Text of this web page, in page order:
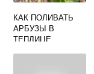
КАК ПОЛИВАТЬ
АРБУЗЫ В
ТЕПЛИЦЕ